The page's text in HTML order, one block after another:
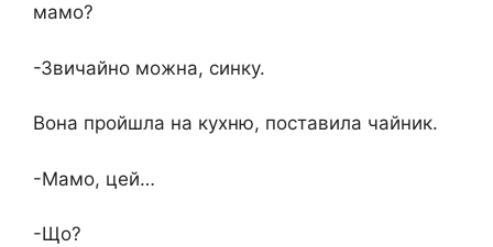
мамо?
-Звичайно можна, синку.
Вона пройшла на кухню, поставила чайник.
-Мамо, цей…
-Що?